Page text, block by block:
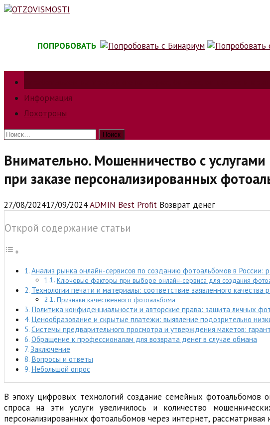
Skip
ПОПРОБОВАТЬ
Информация
Лохотроны
Найти:
Внимательно. Мошенничество с
при заказе персонализированных
27/08/202417/09/2024ADMIN Best Profit Возврат денег
Открой содержание статьи
Анализ рынка онлайн-сервисов по созданию фотоальбомов в России:
Ключевые факторы при выборе онлайн-сервиса для создания
Технологии печати и материалы: соответствие заявленного качества
Признаки качественного фотоальбома
Политика конфиденциальности и авторские права: защита личных
Ценообразование и скрытые платежи: выявление подозрительно
Системы предварительного просмотра и утверждения макетов:
Обращение к профессионалам для возврата денег в случае обмана
Заключение
Вопросы и ответы
Небольшой опрос
В эпоху цифровых технологий создание семейных фотоальбомов
спроса на эти услуги увеличилось и количество
персонализированных фотоальбомов через интернет,